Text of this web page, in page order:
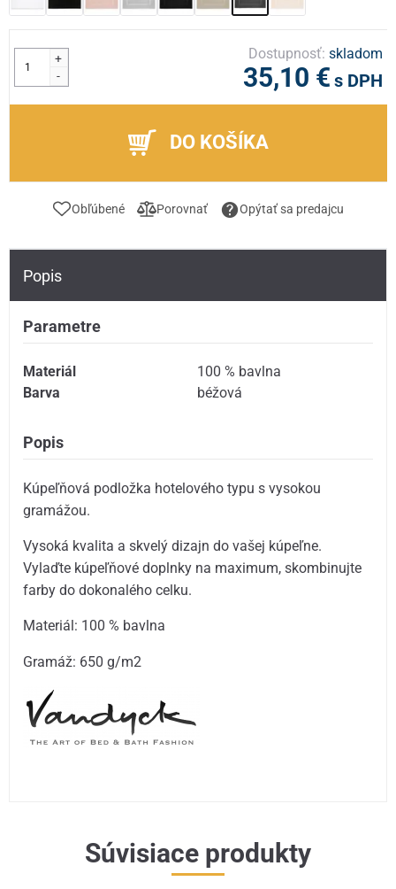
+
-
Dostupnosť:skladom
35,10 € s DPH
DO KOŠÍKA
Obľúbené Porovnať Opýtať sa predajcu
Popis
Parametre
Materiál
100 % bavlna
Barva
béžová
Popis
Kúpeľňová podložka hotelového typu s vysokou
gramážou.
Vysoká kvalita a skvelý dizajn do vašej kúpeľne.
Vylaďte kúpeľňové doplnky na maximum, skombinujte
farby do dokonalého celku.
Materiál: 100 % bavlna
Gramáž: 650 g/m2
Súvisiace produkty